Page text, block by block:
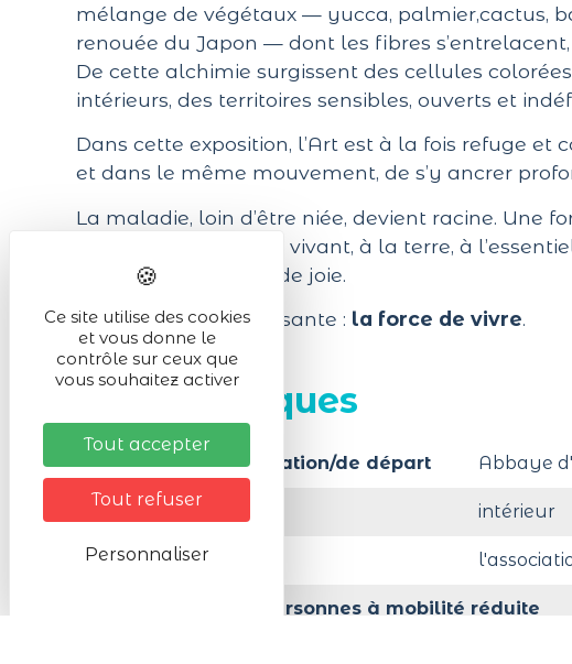
mélange de végétaux — yucca, palmier,cactus,
renouée du Japon — dont les fibres
De cette alchimie surgissent des cellules
intérieurs, des territoires sensibles, ouverts et
Dans cette exposition, l’Art est à la fois refuge
et dans le même mouvement, de s’y ancrer
La maladie, loin d’être niée, devient racine. Une
présence qui relie au vivant, à la terre, à
survie, de lucidité et de joie.
Une affirmation puissante : la force de vivre.
Infos pratiques
Lieu de la manifestation/de départ Abbaye
Activité en : intérieur
Organisé par
Accessibilité aux personnes à mobilité réduite
Ce site utilise des cookies
et vous donne le
contrôle sur ceux que
vous souhaitez activer
Tout accepter
Tout refuser
Personnaliser